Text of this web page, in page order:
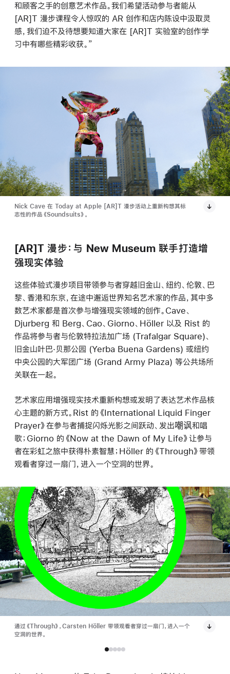
和顾客之手的创意艺术作品。我们希望活动参与者能从
[AR]T 漫步课程令人惊叹的 AR 创作和店内陈设中汲取灵
感，我们迫不及待想要知道大家在 [AR]T 实验室的创作学
习中有哪些精彩收获。”
Nick Cave 在 Today at Apple [AR]T 漫步活动上重新构想其标
志性的作品《Soundsuits》。
[AR]T 漫步：与 New Museum 联手打造增
强现实体验
这些体验式漫步项目带领参与者穿越旧金山、纽约、伦敦、巴
黎、香港和东京，在途中邂逅世界知名艺术家的作品，其中多
数艺术家都是首次参与增强现实领域的创作。Cave、
Djurberg 和 Berg、Cao、Giorno、Höller 以及 Rist 的
作品将参与者与伦敦特拉法加广场 (Trafalgar Square)、
旧金山叶巴·贝那公园 (Yerba Buena Gardens) 或纽约
中央公园的大军团广场 (Grand Army Plaza) 等公共场所
关联在一起。
艺术家应用增强现实技术重新构想或发明了表达艺术作品核
心主题的新方式。Rist 的《International Liquid Finger
Prayer》在参与者捕捉闪烁光影之间跃动、发出嘲讽和唱
歌；Giorno 的《Now at the Dawn of My Life》让参与
者在彩虹之旅中获得朴素智慧；Höller 的《Through》带领
观看者穿过一扇门，进入一个空洞的世界。
通过《Through》，Carsten Höller 带领观看者穿过一扇门，进入一个
空洞的世界。